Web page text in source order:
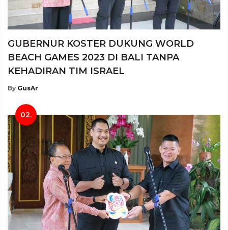
GUBERNUR KOSTER DUKUNG WORLD
BEACH GAMES 2023 DI BALI TANPA
KEHADIRAN TIM ISRAEL
By GusAr
02.